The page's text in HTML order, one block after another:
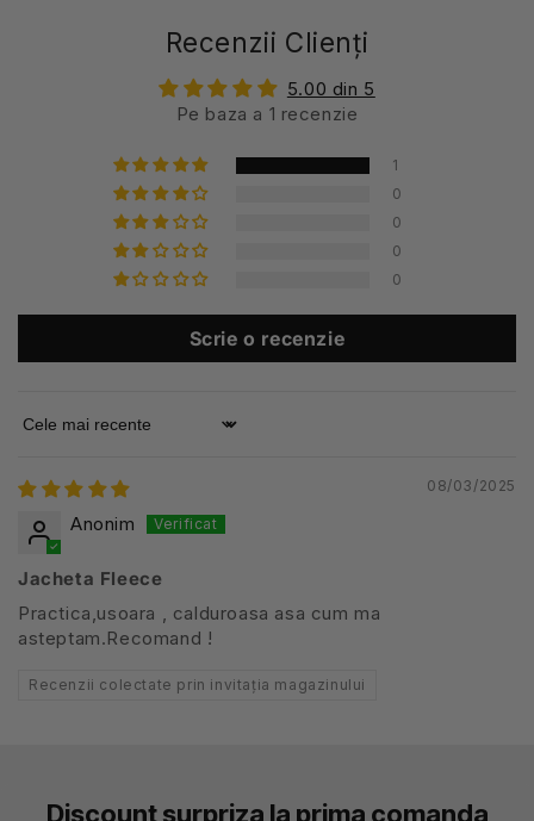
Recenzii Clienți
5.00 din 5
Pe baza a 1 recenzie
1
0
0
0
0
Scrie o recenzie
Sort by
08/03/2025
Anonim
Jacheta Fleece
Practica,usoara , calduroasa asa cum ma
asteptam.Recomand !
Recenzii colectate prin invitația magazinului
Discount surpriza la prima comanda